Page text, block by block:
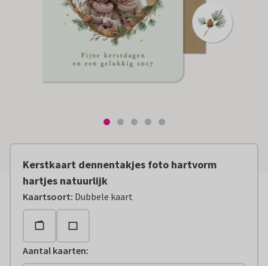
Kerstkaart dennentakjes foto hartvorm
hartjes natuurlijk
Kaartsoort: Dubbele kaart
Aantal kaarten: